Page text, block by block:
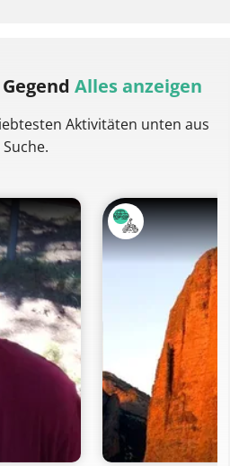
Alles anzeigen
Aktivitäten unten aus